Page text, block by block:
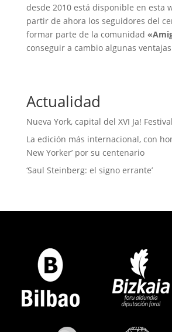
desde 2010 está disponible en esta
partir de ahora los seguidores del
formar parte de la comunidad
conseguir a cambio algunas
Actualidad
Nueva York, capital del XVI Ja! Festival
La edición más internacional, con
New Yorker’ por su centenario
‘Saul Steinberg: el signo errante’